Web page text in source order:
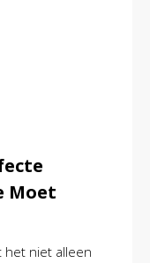
Moet
het niet alleen